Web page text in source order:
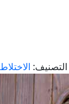
التصنيف: الاختلاط